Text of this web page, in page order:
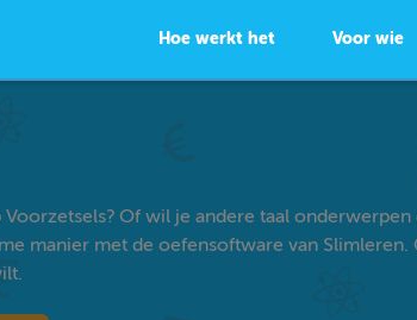
Hoe werkt het Voor wie
Of wil je andere taal onderwerpen
manier met de oefensoftware van Slimleren.